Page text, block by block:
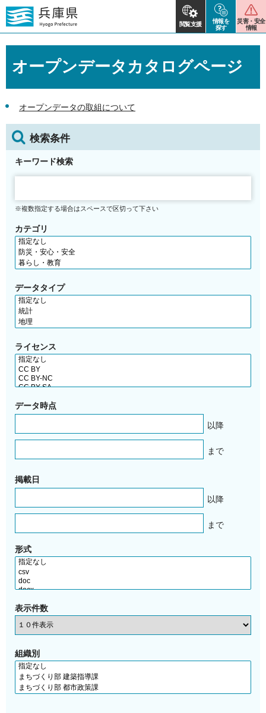
閲覧支援
情報を
探す
災害・安全
情報
オープンデータカタログページ
オープンデータの取組について
検索条件
キーワード検索
※複数指定する場合はスペースで区切って下さい
カテゴリ
データタイプ
ライセンス
データ時点
以降
まで
掲載日
以降
まで
形式
表示件数
組織別